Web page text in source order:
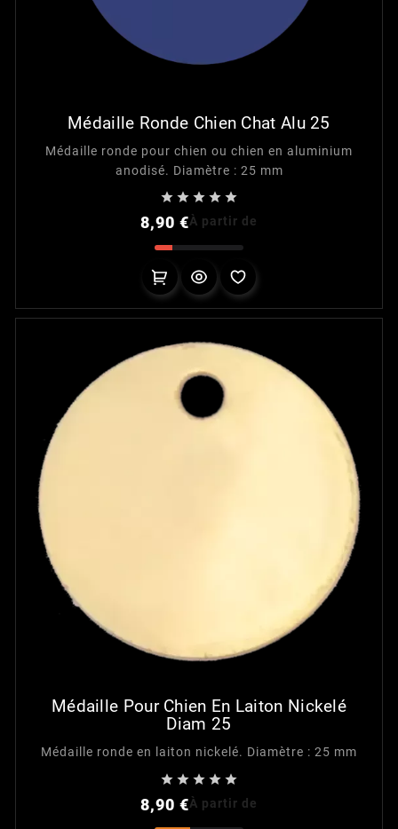
Médaille Ronde Chien Chat Alu 25
Médaille ronde pour chien ou chien en aluminium
anodisé. Diamètre : 25 mm
    
8,90 €À partir de
Médaille Pour Chien En Laiton Nickelé
Diam 25
Médaille ronde en laiton nickelé. Diamètre : 25 mm
    
8,90 €À partir de